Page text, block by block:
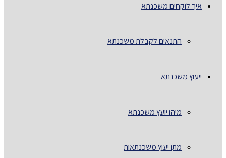
איך לוקחים משכנתא
התנאים לקבלת משכנתא
ייעוץ משכנתא
מיהו יועץ משכנתא
מתן יעוץ משכנתאות